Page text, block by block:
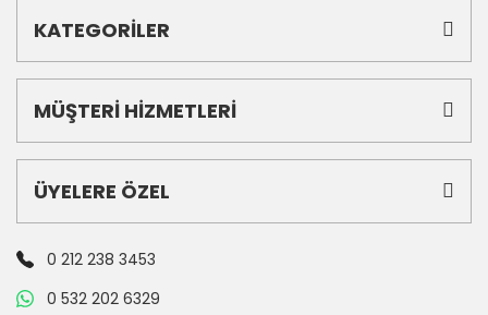
KATEGORİLER
MÜŞTERİ HİZMETLERİ
ÜYELERE ÖZEL
0 212 238 3453
0 532 202 6329